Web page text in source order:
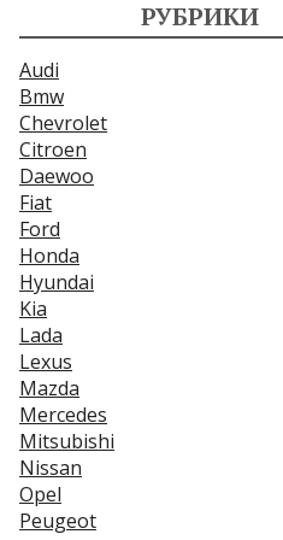
РУБРИКИ
Audi
Bmw
Chevrolet
Citroen
Daewoo
Fiat
Ford
Honda
Hyundai
Kia
Lada
Lexus
Mazda
Mercedes
Mitsubishi
Nissan
Opel
Peugeot